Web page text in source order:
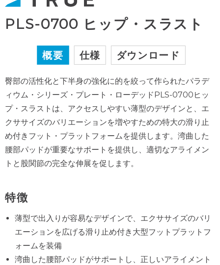
PLS-0700 ヒップ・スラスト
概要 仕様 ダウンロード
臀部の活性化と下半身の強化に的を絞って作られたパラデ
ィウム・シリーズ・プレート・ローデッドPLS-0700ヒッ
プ・スラストは、アクセスしやすい薄型のデザインと、エ
クササイズのバリエーションを増やすための特大の滑り止
め付きフット・プラットフォームを提供します。湾曲した
腰部パッドが重要なサポートを提供し、適切なアライメン
トと股関節の完全な伸展を促します。
特徴
薄型で出入りが容易なデザインで、エクササイズのバリ
エーションを広げる滑り止め付き大型フットプラットフ
ォームを装備
湾曲した腰部パッドがサポートし、正しいアライメント